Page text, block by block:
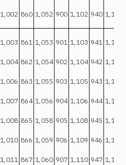
1,002 860 1,052 900 1,102 940 1,151
1,003
1,004
1,006
1,007
1,008
1,010
1,011
861
862
863
864
865
866
867
1,053
1,054
1,055
1,056
1,058
1,059
1,060
901
902
903
904
905
906
907
1,103
1,104
1,105
1,106
1,108
1,109
1,110
941
942
943
944
945
946
947
1,152
1,153
1,154
1,155
1,157
1,158
1,159